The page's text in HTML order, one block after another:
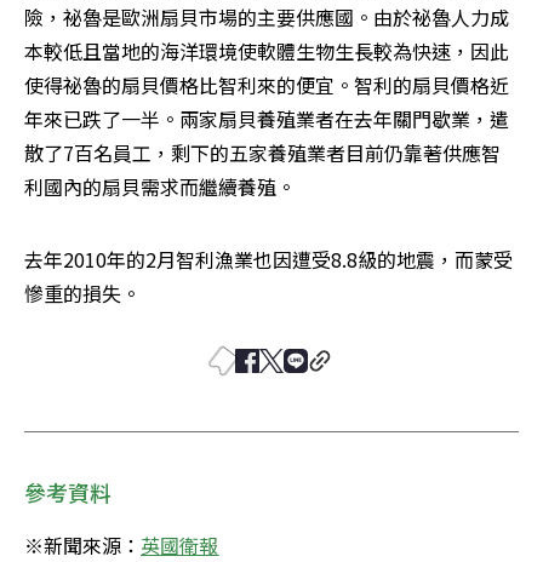
險，祕魯是歐洲扇貝市場的主要供應國。由於祕魯人力成
本較低且當地的海洋環境使軟體生物生長較為快速，因此
使得祕魯的扇貝價格比智利來的便宜。智利的扇貝價格近
年來已跌了一半。兩家扇貝養殖業者在去年關門歇業，遣
散了7百名員工，剩下的五家養殖業者目前仍靠著供應智
利國內的扇貝需求而繼續養殖。
去年2010年的2月智利漁業也因遭受8.8級的地震，而蒙受
慘重的損失。
參考資料
※新聞來源： 英國衛報